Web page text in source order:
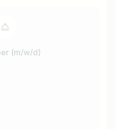
(m/w/d)